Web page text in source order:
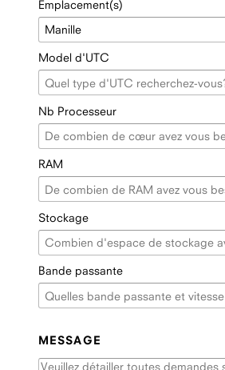
Emplacement(s)
Model d'UTC
Nb Processeur
RAM
Stockage
Bande passante
MESSAGE